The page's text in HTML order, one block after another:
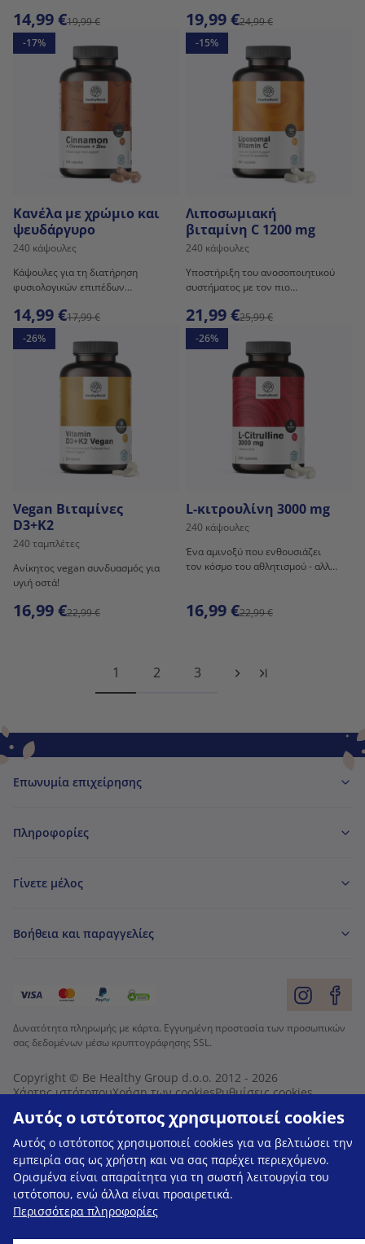
Αυτός ο ιστότοπος χρησιμοποιεί cookies
Αυτός ο ιστότοπος χρησιμοποιεί cookies για να βελτιώσει την
εμπειρία σας ως χρήστη και να σας παρέχει περιεχόμενο.
Ορισμένα είναι απαραίτητα για τη σωστή λειτουργία του
ιστότοπου, ενώ άλλα είναι προαιρετικά.
Περισσότερα πληροφορίες
14,99 €19,99 € 19,99 €24,99 €
-17%
Κανέλα με χρώμιο και
ψευδάργυρο
240 κάψουλες
Κάψουλες για τη διατήρηση
φυσιολογικών επιπέδων
14,99 €17,99 €
-15%
Λιποσωμιακή
βιταμίνη C 1200 mg
240 κάψουλες
Υποστήριξη του ανοσοποιητικού
συστήματος με τον πιο
21,99 €25,99 €
-26%
Vegan Βιταμίνες
D3+K2
240 ταμπλέτες
Ανίκητος vegan συνδυασμός για
υγιή οστά!
16,99 €22,99 €
-26%
L-κιτρουλίνη 3000 mg
240 κάψουλες
Ένα αμινοξύ που ενθουσιάζει
τον κόσμο του αθλητισμού - αλλά
16,99 €22,99 €
1 2 3
Επωνυμία επιχείρησης
Πληροφορίες
Γίνετε μέλος
Βοήθεια και παραγγελίες
Δυνατότητα πληρωμής με κάρτα. Εγγυημένη προστασία των προσωπικών
σας δεδομένων μέσω κρυπτογράφησης SSL.
Copyright © Be Healthy Group d.o.o. 2012 - 2026
Χάρτης ιστότοπουΧρήση των cookiesΡυθμίσεις cookies